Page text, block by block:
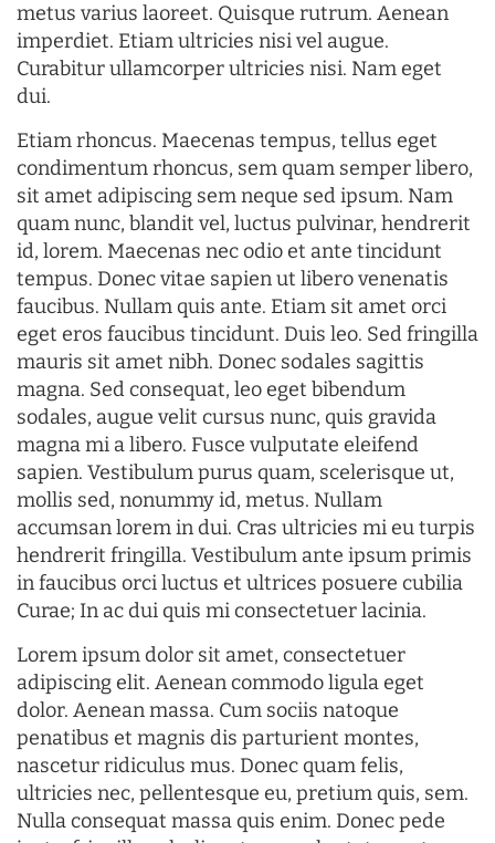
metus varius laoreet. Quisque rutrum. Aenean
imperdiet. Etiam ultricies nisi vel augue.
Curabitur ullamcorper ultricies nisi. Nam eget
dui.
Etiam rhoncus. Maecenas tempus, tellus eget
condimentum rhoncus, sem quam semper libero,
sit amet adipiscing sem neque sed ipsum. Nam
quam nunc, blandit vel, luctus pulvinar, hendrerit
id, lorem. Maecenas nec odio et ante tincidunt
tempus. Donec vitae sapien ut libero venenatis
faucibus. Nullam quis ante. Etiam sit amet orci
eget eros faucibus tincidunt. Duis leo. Sed fringilla
mauris sit amet nibh. Donec sodales sagittis
magna. Sed consequat, leo eget bibendum
sodales, augue velit cursus nunc, quis gravida
magna mi a libero. Fusce vulputate eleifend
sapien. Vestibulum purus quam, scelerisque ut,
mollis sed, nonummy id, metus. Nullam
accumsan lorem in dui. Cras ultricies mi eu turpis
hendrerit fringilla. Vestibulum ante ipsum primis
in faucibus orci luctus et ultrices posuere cubilia
Curae; In ac dui quis mi consectetuer lacinia.
Lorem ipsum dolor sit amet, consectetuer
adipiscing elit. Aenean commodo ligula eget
dolor. Aenean massa. Cum sociis natoque
penatibus et magnis dis parturient montes,
nascetur ridiculus mus. Donec quam felis,
ultricies nec, pellentesque eu, pretium quis, sem.
Nulla consequat massa quis enim. Donec pede